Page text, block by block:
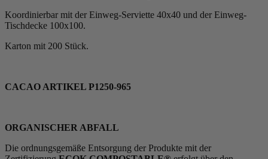
Koordinierbar mit der Einweg-Serviette 40x40 und der Einweg-
Tischdecke 100x100.
Karton mit 200 Stück.
CACAO ARTIKEL P1250-965
ORGANISCHER ABFALL
Die ordnungsgemäße Entsorgung der Produkte mit der